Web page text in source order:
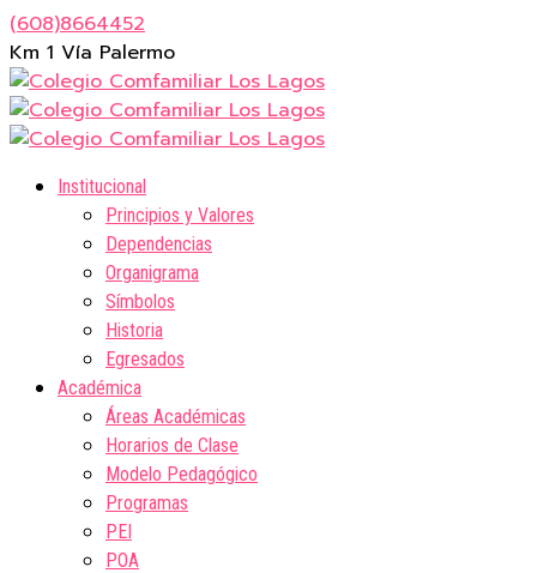
(608)8664452
Km 1 Vía Palermo
Institucional
Principios y Valores
Dependencias
Organigrama
Símbolos
Historia
Egresados
Académica
Áreas Académicas
Horarios de Clase
Modelo Pedagógico
Programas
PEI
POA